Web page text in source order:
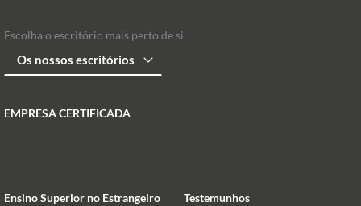
Escolha o escritório mais perto de si.
EMPRESA CERTIFICADA
Ensino Superior no Estrangeiro Testemunhos